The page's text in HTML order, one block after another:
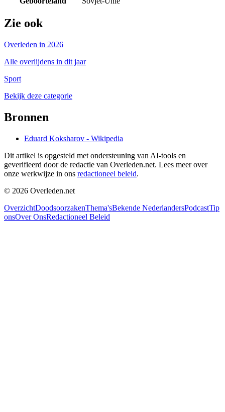
Zie ook
Overleden in 2026
Alle overlijdens in dit jaar
Sport
Bekijk deze categorie
Bronnen
Eduard Koksharov - Wikipedia
Dit artikel is opgesteld met ondersteuning van AI-tools en
geverifieerd door de redactie van Overleden.net. Lees meer over
onze werkwijze in ons redactioneel beleid.
© 2026 Overleden.net
OverzichtDoodsoorzakenThema'sBekende NederlandersPodcastTip
onsOver OnsRedactioneel Beleid